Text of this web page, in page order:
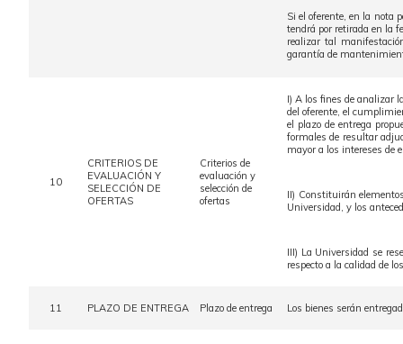
Si el oferente, en la nota
tendrá por retirada en la
realizar tal
garantía de
10
CRITERIOS DE
EVALUACIÓN Y
SELECCIÓN DE
OFERTAS
Criterios de
evaluación y
selección de
ofertas
I) A los fines de analizar
del oferente, el
el plazo de entrega
formales de resultar
mayor a los intereses de
II) Constituirán
Universidad, y los
III) La Universidad se
respecto a la calidad de
11 PLAZO DE ENTREGA Plazo de entrega Los bienes serán